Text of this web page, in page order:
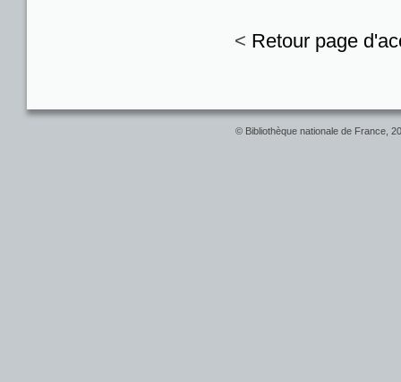
< Retour page
© Bibliothèque nationale de France,